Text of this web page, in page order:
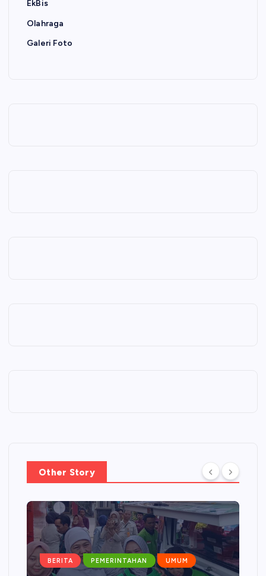
EkBis
Olahraga
Galeri Foto
Other Story
BERITA PEMERINTAHAN UMUM